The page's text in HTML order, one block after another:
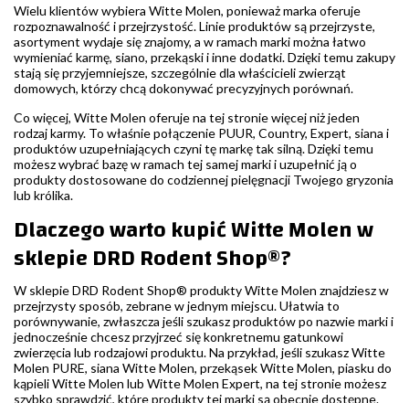
Wielu klientów wybiera Witte Molen, ponieważ marka oferuje
rozpoznawalność i przejrzystość. Linie produktów są przejrzyste,
asortyment wydaje się znajomy, a w ramach marki można łatwo
wymieniać karmę, siano, przekąski i inne dodatki. Dzięki temu zakupy
stają się przyjemniejsze, szczególnie dla właścicieli zwierząt
domowych, którzy chcą dokonywać precyzyjnych porównań.
Co więcej, Witte Molen oferuje na tej stronie więcej niż jeden
rodzaj karmy. To właśnie połączenie PUUR, Country, Expert, siana i
produktów uzupełniających czyni tę markę tak silną. Dzięki temu
możesz wybrać bazę w ramach tej samej marki i uzupełnić ją o
produkty dostosowane do codziennej pielęgnacji Twojego gryzonia
lub królika.
Dlaczego warto kupić Witte Molen w
sklepie DRD Rodent Shop®?
W sklepie DRD Rodent Shop® produkty Witte Molen znajdziesz w
przejrzysty sposób, zebrane w jednym miejscu. Ułatwia to
porównywanie, zwłaszcza jeśli szukasz produktów po nazwie marki i
jednocześnie chcesz przyjrzeć się konkretnemu gatunkowi
zwierzęcia lub rodzajowi produktu. Na przykład, jeśli szukasz Witte
Molen PURE, siana Witte Molen, przekąsek Witte Molen, piasku do
kąpieli Witte Molen lub Witte Molen Expert, na tej stronie możesz
szybko sprawdzić, które produkty tej marki są obecnie dostępne.